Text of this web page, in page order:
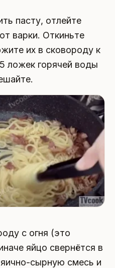
пасту, отлейте
варки. Откиньте
их в сковороду к
ложек горячей воды
с огня (это
яйцо свернётся в
сырную смесь и